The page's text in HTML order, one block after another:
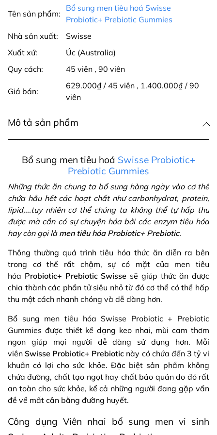
Tên sản phẩm:
Bổ sung men tiêu hoá Swisse
Probiotic+ Prebiotic Gummies
Nhà sản xuất:
Swisse
Xuất xứ:
Úc (Australia)
Quy cách:
45 viên , 90 viên
Giá bán:
629.000₫ / 45 viên , 1.400.000₫ / 90
viên
Mô tả sản phẩm
Bổ sung men tiêu hoá Swisse Probiotic+
Prebiotic Gummies
Những thức ăn chung ta bổ sung hàng ngày vào cơ thể
chứa hầu hết các hoạt chất như carbonhydrat, protein,
lipid,...tuy nhiên cơ thể chúng ta không thể tự hấp thu
được mà cần có sự chuyện hóa bởi các enzym tiêu hóa
hay còn gọi là men tiêu hóa Probiotic+ Prebiotic.
Thông thường quá trình tiêu hóa thức ăn diễn ra bên
trong cơ thể rất chậm, sự có mặt của men tiêu
hóa Probiotic+ Prebiotic Swisse sẽ giúp thức ăn được
chia thành các phần tử siêu nhỏ từ đó cơ thể có thể hấp
thu một cách nhanh chóng và dễ dàng hơn.
Bổ sung men tiêu hóa Swisse Probiotic + Prebiotic
Gummies được thiết kế dạng keo nhai, mùi cam thơm
ngon giúp mọi người dễ dàng sử dụng hơn. Mỗi
viên Swisse Probiotic+ Prebiotic này có chứa đến 3 tỷ vi
khuẩn có lợi cho sức khỏe. Đặc biệt sản phẩm không
chứa đường, chất tạo ngọt hay chất bảo quản do đó rất
an toàn cho sức khỏe, kể cả những người đang gặp vấn
đề về mất cân bằng đường huyết.
Công dụng Viên nhai bổ sung men vi sinh